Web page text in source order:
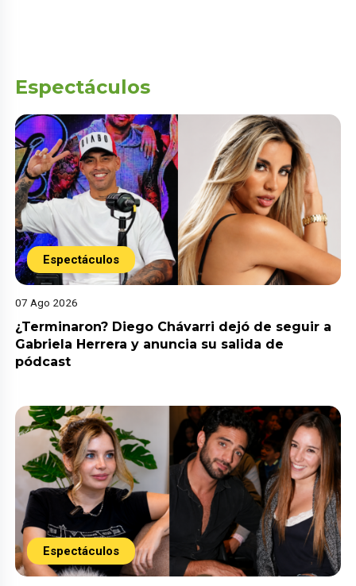
Espectáculos
Espectáculos
07 Ago 2026
¿Terminaron? Diego Chávarri dejó de seguir a
Gabriela Herrera y anuncia su salida de
pódcast
Espectáculos